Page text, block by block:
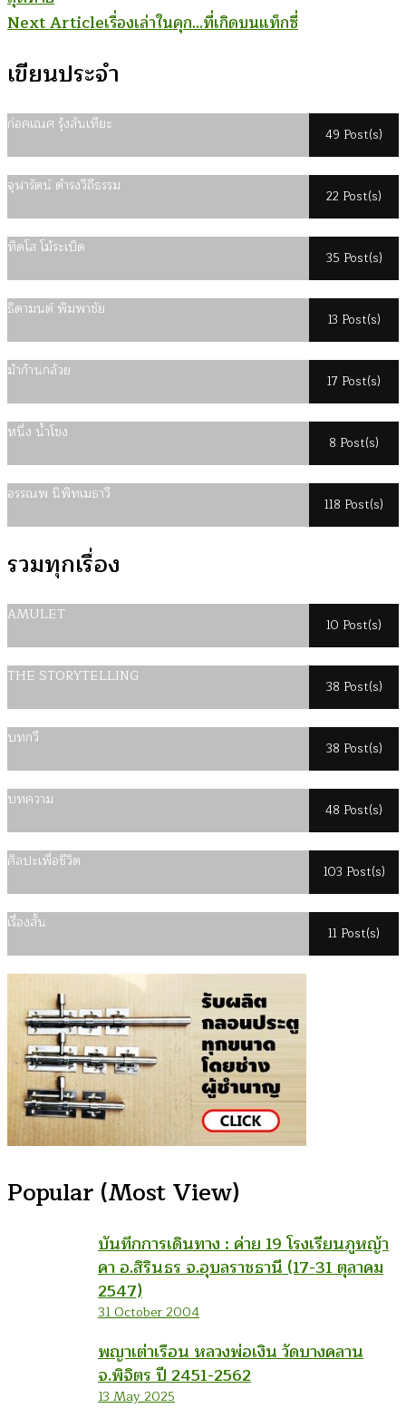
Navigation
Next Articleเรื่องเล่าในคุก…ที่เกิดบนแท็กซี่
เขียนประจำ
ก่อคเณศ รุ้งสันเทียะ
49 Post(s)
จุฬารัตน์ ดำรงวิถีธรรม
22 Post(s)
ทิดโส โม้ระเบิด
35 Post(s)
ธิดามนต์ พิมพาชัย
13 Post(s)
ม้าก้านกล้วย
17 Post(s)
หนึ่ง น้ำโขง
8 Post(s)
อรรณพ นิพิทเมธาวี
118 Post(s)
รวมทุกเรื่อง
AMULET
10 Post(s)
THE STORYTELLING
38 Post(s)
บทกวี
38 Post(s)
บทความ
48 Post(s)
ศิลปะเพื่อชีวิต
103 Post(s)
เรื่องสั้น
11 Post(s)
Popular (Most View)
บันทึกการเดินทาง : ค่าย 19 โรงเรียนภูหญ้า
คา อ.สิรินธร จ.อุบลราชธานี (17-31 ตุลาคม
2547)
31 October 2004
พญาเต่าเรือน หลวงพ่อเงิน วัดบางคลาน
จ.พิจิตร ปี 2451-2562
13 May 2025